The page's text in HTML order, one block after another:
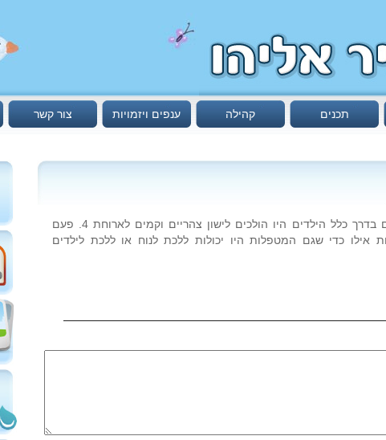
צור קשר ענפים ויזמויות קהילה תכנים
הם השעות בין 14:00-16:00 שבהם בדרך כלל הילדים היו הולכים לישון צהריים וקמים לארוחת 4. פעם
אילו כדי שגם המטפלות היו יכולות ללכת לנוח או ללכת לילדים